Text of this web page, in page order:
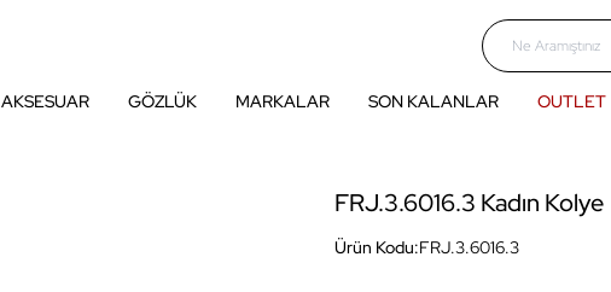
AKSESUAR GÖZLÜK MARKALAR SON KALANLAR OUTLET
FRJ.3.6016.3 Kadın Kolye
Ürün Kodu:FRJ.3.6016.3